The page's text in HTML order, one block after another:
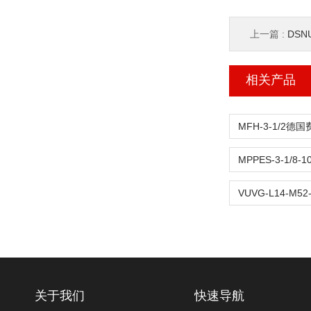
上一篇 :
相关产品
关于我们 快速导航